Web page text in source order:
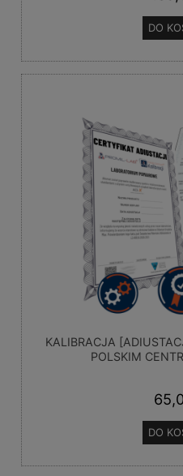
DO
KALIBRACJA
POLSKIM
DO